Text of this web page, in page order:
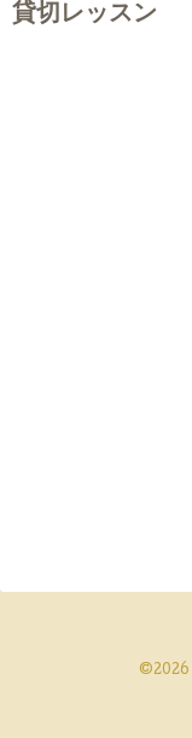
貸切レッスン
©2026